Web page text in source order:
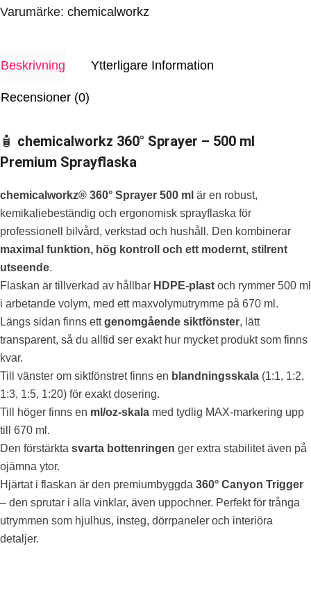
Varumärke: chemicalworkz
Beskrivning Ytterligare Information
Recensioner (0)
🧴 chemicalworkz 360° Sprayer – 500 ml
Premium Sprayflaska
chemicalworkz® 360° Sprayer 500 ml är en robust,
kemikaliebeständig och ergonomisk sprayflaska för
professionell bilvård, verkstad och hushåll. Den kombinerar
maximal funktion, hög kontroll och ett modernt, stilrent
utseende.
Flaskan är tillverkad av hållbar HDPE-plast och rymmer 500 ml
i arbetande volym, med ett maxvolymutrymme på 670 ml.
Längs sidan finns ettgenomgående siktfönster, lätt
transparent, så du alltid ser exakt hur mycket produkt som finns
kvar.
Till vänster om siktfönstret finns en blandningsskala (1:1, 1:2,
1:3, 1:5, 1:20) för exakt dosering.
Till höger finns en ml/oz-skala med tydlig MAX-markering upp
till 670 ml.
Den förstärkta svarta bottenringen ger extra stabilitet även på
ojämna ytor.
Hjärtat i flaskan är den premiumbyggda 360° Canyon Trigger
– den sprutar i alla vinklar, även uppochner. Perfekt för trånga
utrymmen som hjulhus, insteg, dörrpaneler och interiöra
detaljer.